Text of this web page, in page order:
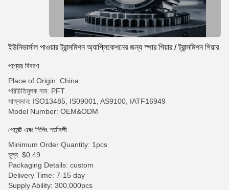
ইউনিভার্সাল পাওয়ার ট্রান্সমিশন অ্যাপ্লিকেশনের জন্য স্পার গিয়ার / ট্রান্সমিশন গিয়ার
পণ্যের বিবরণ
Place of Origin: China
পরিচিতিমুলক নাম: PFT
সাক্ষ্যদান: ISO13485, IS09001, AS9100, IATF16949
Model Number: OEM&ODM
পেমেন্ট এবং শিপিং শর্তাবলী
Minimum Order Quantity: 1pcs
মূল্য: $0.49
Packaging Details: custom
Delivery Time: 7-15 day
Supply Ability: 300,000pcs